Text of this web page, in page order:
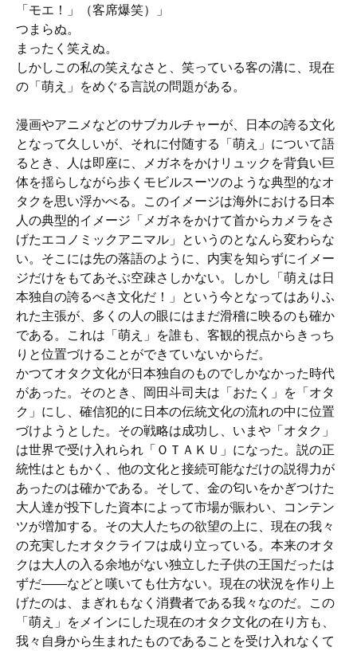
「モエ！」（客席爆笑）」
つまらぬ。
まったく笑えぬ。
しかしこの私の笑えなさと、笑っている客の溝に、現在
の「萌え」をめぐる言説の問題がある。
漫画やアニメなどのサブカルチャーが、日本の誇る文化
となって久しいが、それに付随する「萌え」について語
るとき、人は即座に、メガネをかけリュックを背負い巨
体を揺らしながら歩くモビルスーツのような典型的なオ
タクを思い浮かべる。このイメージは海外における日本
人の典型的イメージ「メガネをかけて首からカメラをさ
げたエコノミックアニマル」というのとなんら変わらな
い。そこには先の落語のように、内実を知らずにイメー
ジだけをもてあそぶ空疎さしかない。しかし「萌えは日
本独自の誇るべき文化だ！」という今となってはありふ
れた主張が、多くの人の眼にはまだ滑稽に映るのも確か
である。これは「萌え」を誰も、客観的視点からきっち
りと位置づけることができていないからだ。
かつてオタク文化が日本独自のものでしかなかった時代
があった。そのとき、岡田斗司夫は「おたく」を「オタ
ク」にし、確信犯的に日本の伝統文化の流れの中に位置
づけようとした。その戦略は成功し、いまや「オタク」
は世界で受け入れられ「ＯＴＡＫＵ」になった。説の正
統性はともかく、他の文化と接続可能なだけの説得力が
あったのは確かである。そして、金の匂いをかぎつけた
大人達が投下した資本によって市場が賑わい、コンテン
ツが増加する。その大人たちの欲望の上に、現在の我々
の充実したオタクライフは成り立っている。本来のオタ
クは大人の入る余地がない独立した子供の王国だったは
ずだ――などと嘆いても仕方ない。現在の状況を作り上
げたのは、まぎれもなく消費者である我々なのだ。この
「萌え」をメインにした現在のオタク文化の在り方も、
我々自身から生まれたものであることを受け入れなくて